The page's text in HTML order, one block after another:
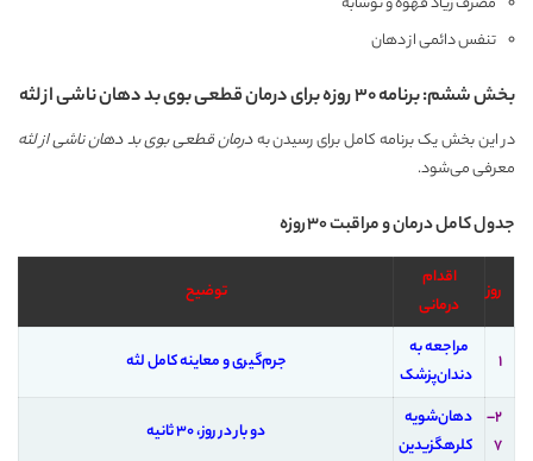
تنفس دائمی از دهان
بخش ششم: برنامه ۳۰ روزه برای درمان قطعی بوی بد دهان ناشی از لثه
در این بخش یک برنامه کامل برای رسیدن بهدرمان قطعی بوی بد دهان ناشی از لثه
معرفی می‌شود.
جدول کامل درمان و مراقبت ۳۰روزه
روز
اقدام
درمانی
توضیح
۱
مراجعه به
دندان‌پزشک
جرم‌گیری و معاینه کامل لثه
۲–
۷
دهان‌شویه
کلرهگزیدین
دو بار در روز، ۳۰ ثانیه